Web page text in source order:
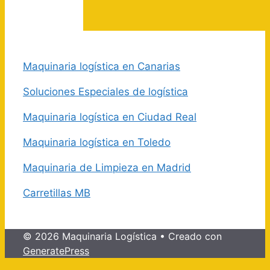
Maquinaria logística en Canarias
Soluciones Especiales de logística
Maquinaria logística en Ciudad Real
Maquinaria logística en Toledo
Maquinaria de Limpieza en Madrid
Carretillas MB
© 2026 Maquinaria Logística • Creado con
GeneratePress